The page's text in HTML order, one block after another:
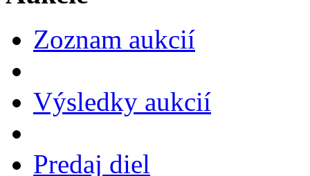
Zoznam aukcií
Výsledky aukcií
Predaj diel